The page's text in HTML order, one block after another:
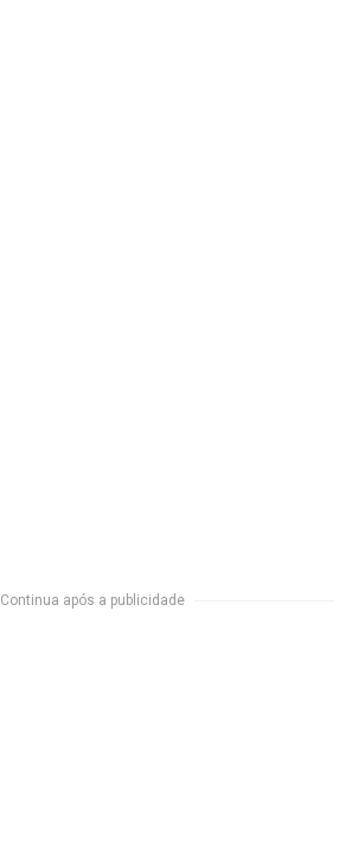
Continua após a publicidade